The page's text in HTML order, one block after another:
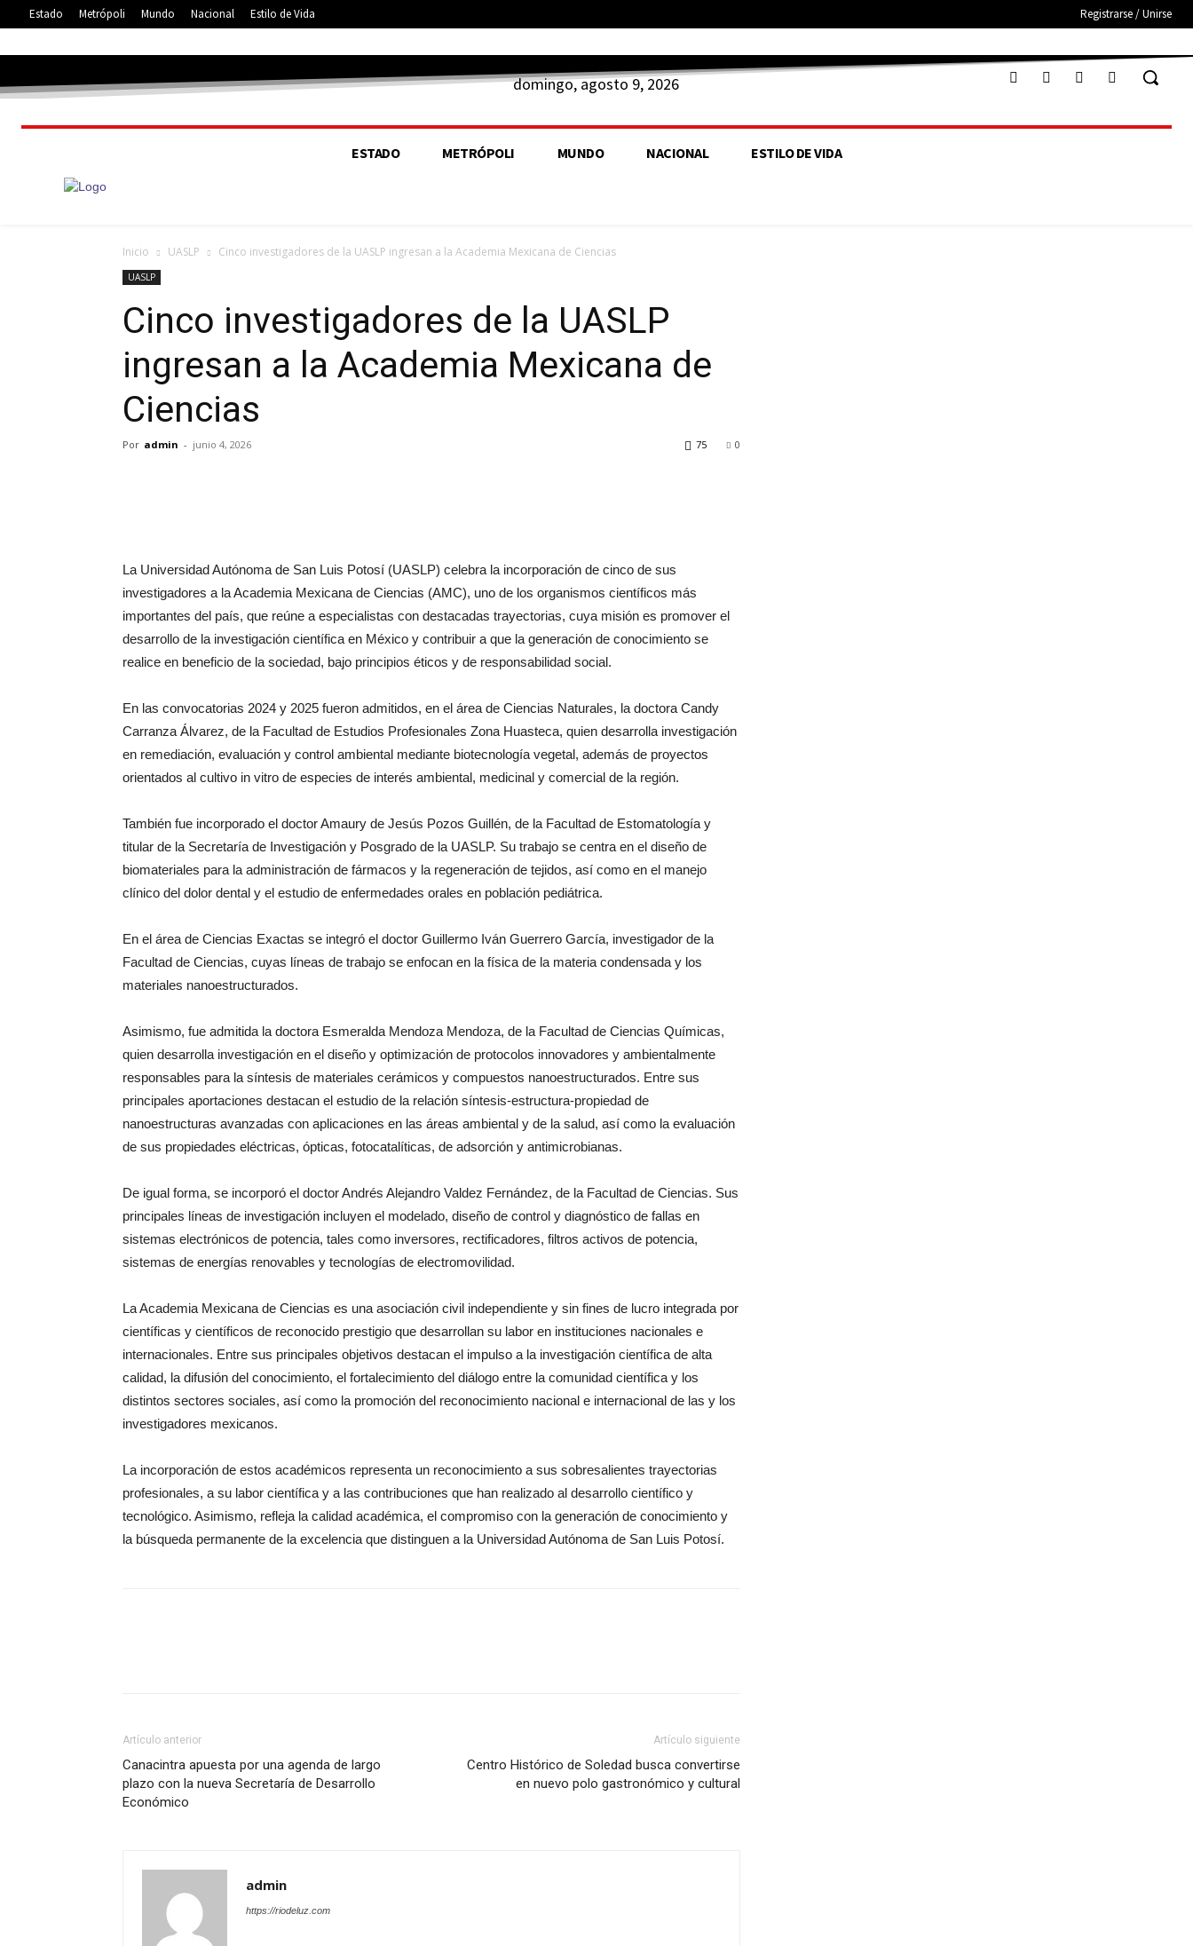
Estado Metrópoli Mundo Nacional Estilo de Vida Registrarse / Unirse
domingo, agosto 9, 2026
ESTADO METRÓPOLI MUNDO NACIONAL ESTILO DE VIDA
Inicio UASLP Cinco investigadores de la UASLP ingresan a la Academia Mexicana de Ciencias
UASLP
Cinco investigadores de la UASLP
ingresan a la Academia Mexicana de
Ciencias
Por admin - junio 4, 2026 0
75
La Universidad Autónoma de San Luis Potosí (UASLP) celebra la incorporación de cinco de sus
investigadores a la Academia Mexicana de Ciencias (AMC), uno de los organismos científicos más
importantes del país, que reúne a especialistas con destacadas trayectorias, cuya misión es promover el
desarrollo de la investigación científica en México y contribuir a que la generación de conocimiento se
realice en beneficio de la sociedad, bajo principios éticos y de responsabilidad social.
En las convocatorias 2024 y 2025 fueron admitidos, en el área de Ciencias Naturales, la doctora Candy
Carranza Álvarez, de la Facultad de Estudios Profesionales Zona Huasteca, quien desarrolla investigación
en remediación, evaluación y control ambiental mediante biotecnología vegetal, además de proyectos
orientados al cultivo in vitro de especies de interés ambiental, medicinal y comercial de la región.
También fue incorporado el doctor Amaury de Jesús Pozos Guillén, de la Facultad de Estomatología y
titular de la Secretaría de Investigación y Posgrado de la UASLP. Su trabajo se centra en el diseño de
biomateriales para la administración de fármacos y la regeneración de tejidos, así como en el manejo
clínico del dolor dental y el estudio de enfermedades orales en población pediátrica.
En el área de Ciencias Exactas se integró el doctor Guillermo Iván Guerrero García, investigador de la
Facultad de Ciencias, cuyas líneas de trabajo se enfocan en la física de la materia condensada y los
materiales nanoestructurados.
Asimismo, fue admitida la doctora Esmeralda Mendoza Mendoza, de la Facultad de Ciencias Químicas,
quien desarrolla investigación en el diseño y optimización de protocolos innovadores y ambientalmente
responsables para la síntesis de materiales cerámicos y compuestos nanoestructurados. Entre sus
principales aportaciones destacan el estudio de la relación síntesis-estructura-propiedad de
nanoestructuras avanzadas con aplicaciones en las áreas ambiental y de la salud, así como la evaluación
de sus propiedades eléctricas, ópticas, fotocatalíticas, de adsorción y antimicrobianas.
De igual forma, se incorporó el doctor Andrés Alejandro Valdez Fernández, de la Facultad de Ciencias. Sus
principales líneas de investigación incluyen el modelado, diseño de control y diagnóstico de fallas en
sistemas electrónicos de potencia, tales como inversores, rectificadores, filtros activos de potencia,
sistemas de energías renovables y tecnologías de electromovilidad.
La Academia Mexicana de Ciencias es una asociación civil independiente y sin fines de lucro integrada por
científicas y científicos de reconocido prestigio que desarrollan su labor en instituciones nacionales e
internacionales. Entre sus principales objetivos destacan el impulso a la investigación científica de alta
calidad, la difusión del conocimiento, el fortalecimiento del diálogo entre la comunidad científica y los
distintos sectores sociales, así como la promoción del reconocimiento nacional e internacional de las y los
investigadores mexicanos.
La incorporación de estos académicos representa un reconocimiento a sus sobresalientes trayectorias
profesionales, a su labor científica y a las contribuciones que han realizado al desarrollo científico y
tecnológico. Asimismo, refleja la calidad académica, el compromiso con la generación de conocimiento y
la búsqueda permanente de la excelencia que distinguen a la Universidad Autónoma de San Luis Potosí.
Artículo anterior
Canacintra apuesta por una agenda de largo
plazo con la nueva Secretaría de Desarrollo
Económico
Artículo siguiente
Centro Histórico de Soledad busca convertirse
en nuevo polo gastronómico y cultural
admin
https://riodeluz.com